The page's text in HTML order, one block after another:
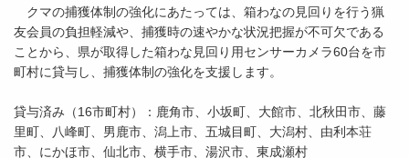
クマの捕獲体制の強化にあたっては、箱わなの見回りを行う猟
友会員の負担軽減や、捕獲時の速やかな状況把握が不可欠である
ことから、県が取得した箱わな見回り用センサーカメラ60台を市
町村に貸与し、捕獲体制の強化を支援します。
貸与済み（16市町村）：鹿角市、小坂町、大館市、北秋田市、藤
里町、八峰町、男鹿市、潟上市、五城目町、大潟村、由利本荘
市、にかほ市、仙北市、横手市、湯沢市、東成瀬村